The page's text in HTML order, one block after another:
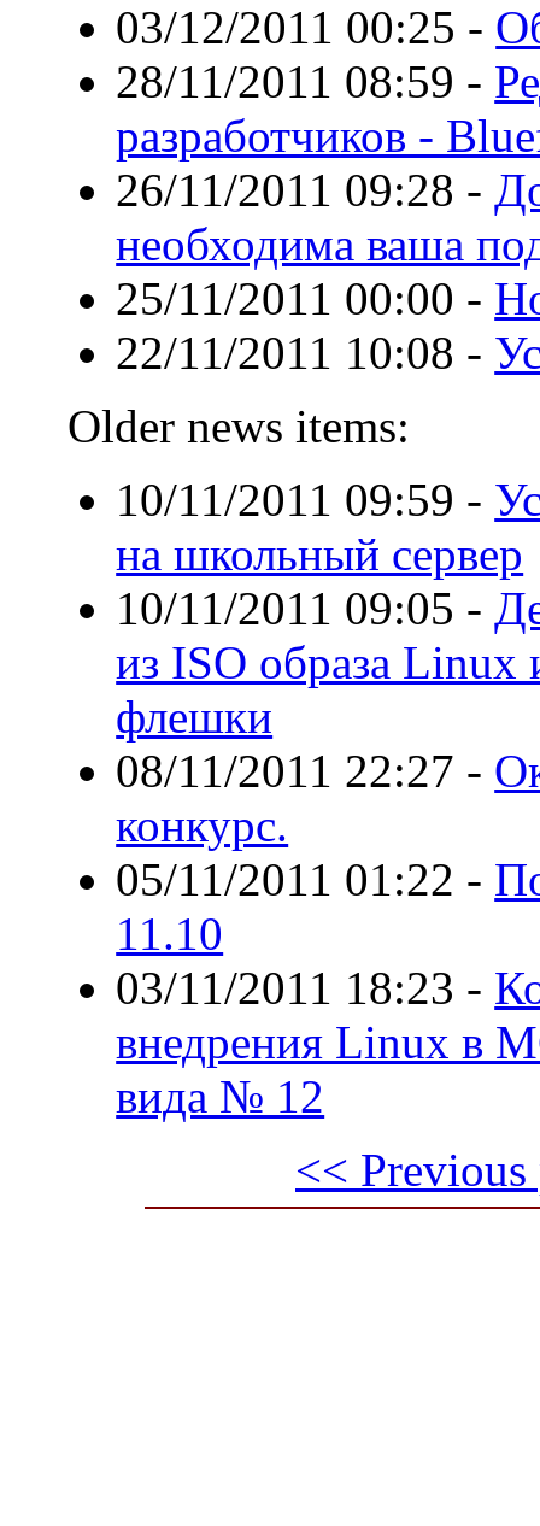
03/12/2011 00:25 -
28/11/2011 08:59 -
разработчиков -
26/11/2011 09:28 -
необходима ваша
25/11/2011 00:00 -
22/11/2011 10:08 -
Older news items:
10/11/2011 09:59 -
на школьный сервер
10/11/2011 09:05 -
из ISO образа Linux
флешки
08/11/2011 22:27 -
конкурс.
05/11/2011 01:22 -
11.10
03/11/2011 18:23 -
внедрения Linux в
вида № 12
<< Previous